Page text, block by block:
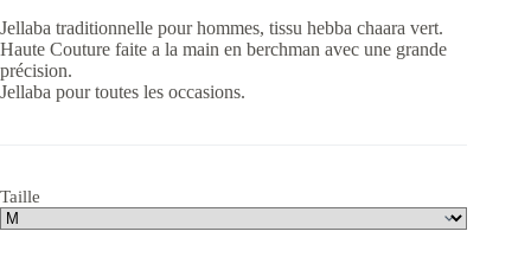
Jellaba traditionnelle pour hommes, tissu hebba chaara vert.
Haute Couture faite a la main en berchman avec une grande
précision.
Jellaba pour toutes les occasions.
Taille